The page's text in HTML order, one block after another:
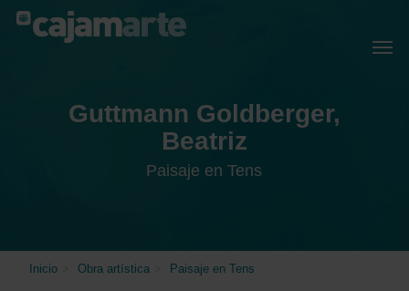
Skip
Guttmann Goldberger,
Beatriz
Paisaje en Tens
Inicio Obra artística Paisaje en Tens